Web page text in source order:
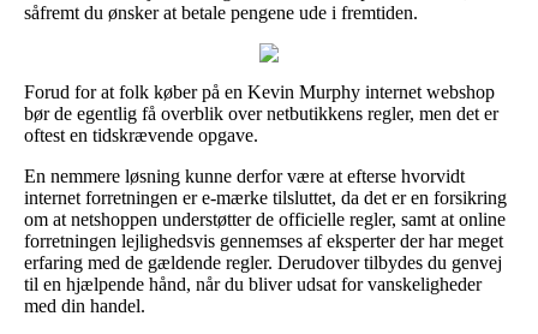
såfremt du ønsker at betale pengene ude i fremtiden.
Forud for at folk køber på en Kevin Murphy internet webshop
bør de egentlig få overblik over netbutikkens regler, men det er
oftest en tidskrævende opgave.
En nemmere løsning kunne derfor være at efterse hvorvidt
internet forretningen er e-mærke tilsluttet, da det er en forsikring
om at netshoppen understøtter de officielle regler, samt at online
forretningen lejlighedsvis gennemses af eksperter der har meget
erfaring med de gældende regler. Derudover tilbydes du genvej
til en hjælpende hånd, når du bliver udsat for vanskeligheder
med din handel.